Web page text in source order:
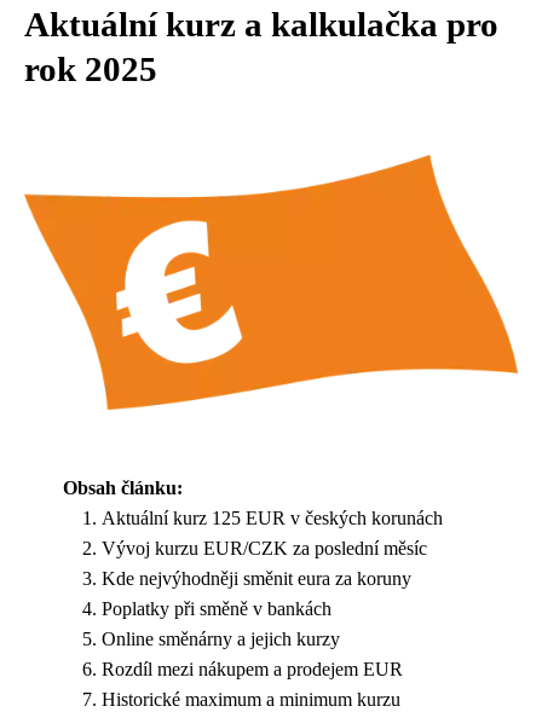
Aktuální kurz a kalkulačka pro
rok 2025
Obsah článku:
Aktuální kurz 125 EUR v českých korunách
Vývoj kurzu EUR/CZK za poslední měsíc
Kde nejvýhodněji směnit eura za koruny
Poplatky při směně v bankách
Online směnárny a jejich kurzy
Rozdíl mezi nákupem a prodejem EUR
Historické maximum a minimum kurzu